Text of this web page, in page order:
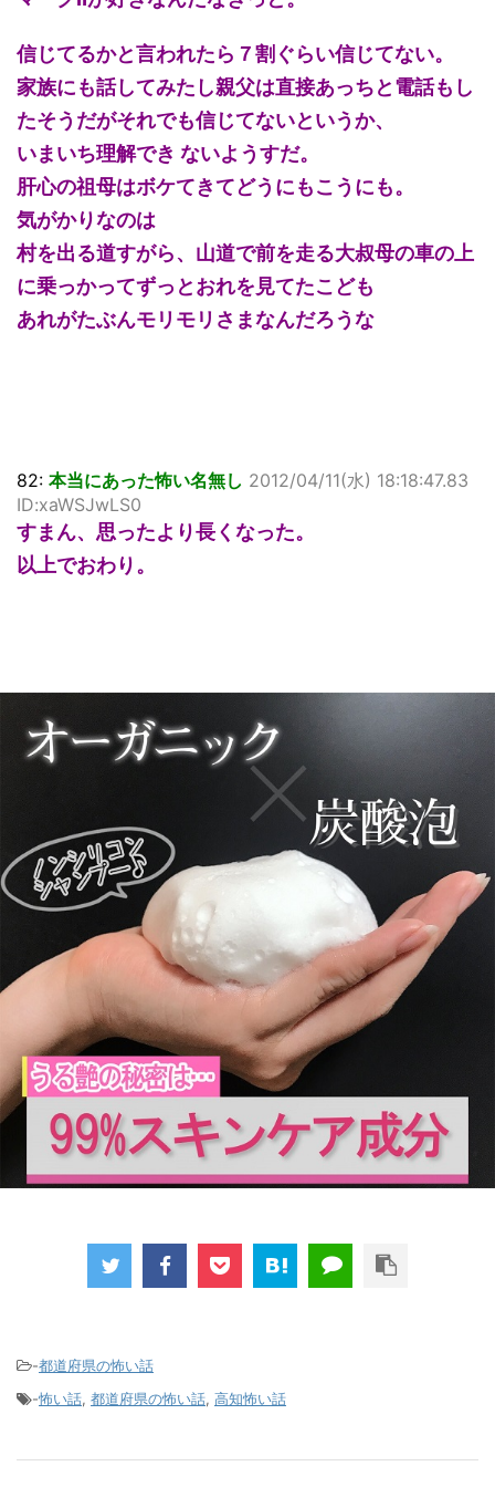
信じてるかと言われたら７割ぐらい信じてない。
家族にも話してみたし親父は直接あっちと電話もし
たそうだがそれでも信じてないというか、
いまいち理解でき ないようすだ。
肝心の祖母はボケてきてどうにもこうにも。
気がかりなのは
村を出る道すがら、山道で前を走る大叔母の車の上
に乗っかってずっとおれを見てたこども
あれがたぶんモリモリさまなんだろうな
82: 本当にあった怖い名無し 2012/04/11(水) 18:18:47.83
ID:xaWSJwLS0
すまん、思ったより長くなった。
以上でおわり。
-都道府県の怖い話
-怖い話, 都道府県の怖い話, 高知怖い話